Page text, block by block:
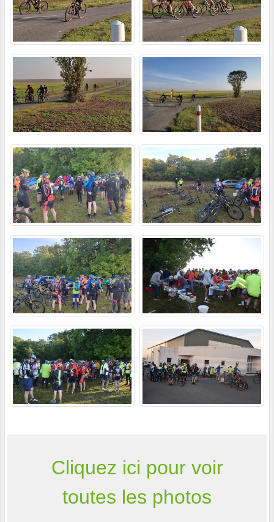
Cliquez ici pour voir
toutes les photos